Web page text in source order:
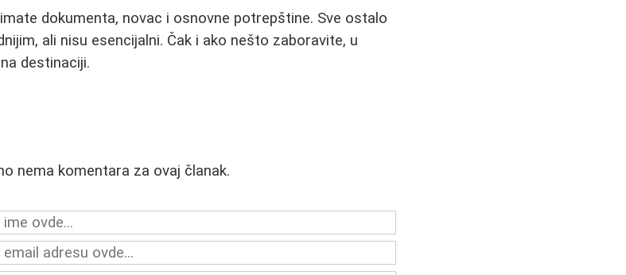
dokumenta, novac i osnovne potrepštine. Sve ostalo
ali nisu esencijalni. Čak i ako nešto zaboravite, u
destinaciji.
nema komentara za ovaj članak.